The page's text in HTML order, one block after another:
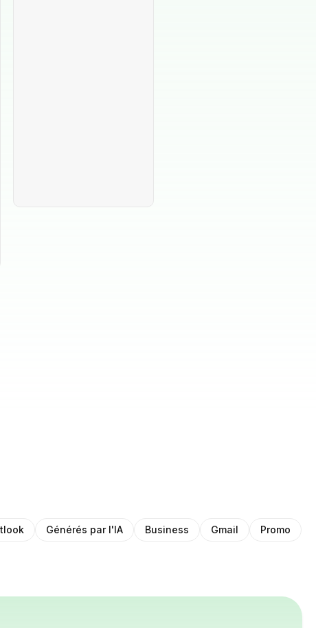
Générés par l'IA Business Gmail Promo